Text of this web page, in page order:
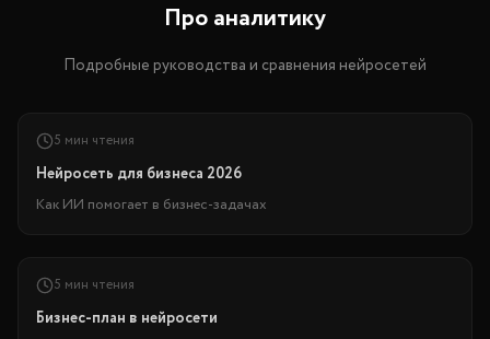
Про аналитику
Подробные руководства и сравнения нейросетей
5 мин чтения
Нейросеть для бизнеса 2026
Как ИИ помогает в бизнес-задачах
5 мин чтения
Бизнес-план в нейросети